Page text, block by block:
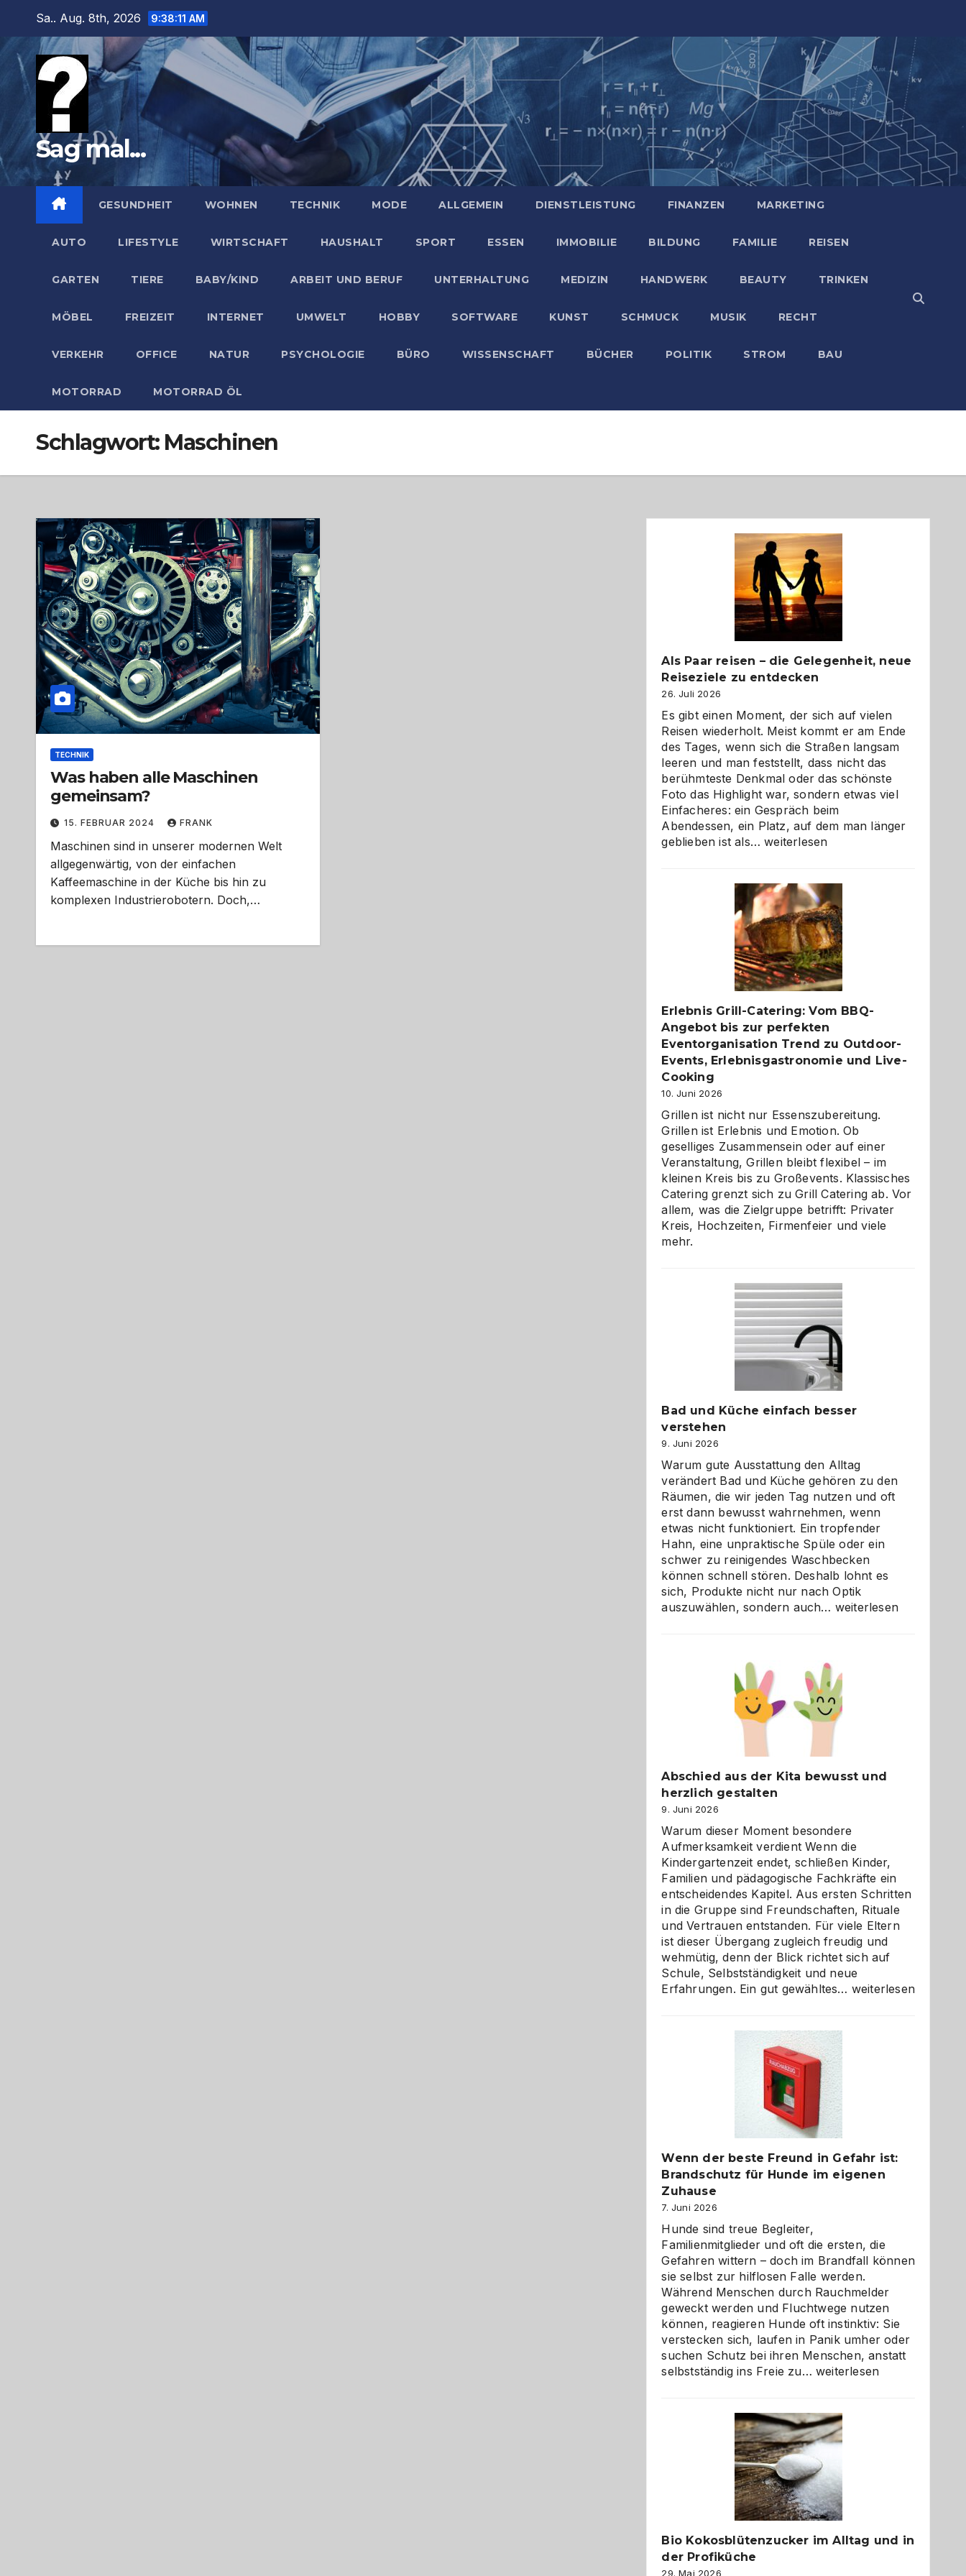
springen
Sa.. Aug. 8th, 2026 9:38:12 AM
Sag mal...
GESUNDHEIT WOHNEN TECHNIK MODE ALLGEMEIN DIENSTLEISTUNG FINANZEN MARKETING
AUTO LIFESTYLE WIRTSCHAFT HAUSHALT SPORT ESSEN IMMOBILIE BILDUNG FAMILIE REISEN
GARTEN TIERE BABY/KIND ARBEIT UND BERUF UNTERHALTUNG MEDIZIN HANDWERK BEAUTY TRINKEN
MÖBEL FREIZEIT INTERNET UMWELT HOBBY SOFTWARE KUNST SCHMUCK MUSIK RECHT
VERKEHR OFFICE NATUR PSYCHOLOGIE BÜRO WISSENSCHAFT BÜCHER POLITIK STROM BAU
MOTORRAD MOTORRAD ÖL
Schlagwort: Maschinen
TECHNIK
Was haben alle Maschinen
gemeinsam?
15. FEBRUAR 2024 FRANK
Maschinen sind in unserer modernen Welt
allgegenwärtig, von der einfachen
Kaffeemaschine in der Küche bis hin zu
komplexen Industrierobotern. Doch,…
Als Paar reisen – die Gelegenheit, neue
Reiseziele zu entdecken
26. Juli 2026
Es gibt einen Moment, der sich auf vielen
Reisen wiederholt. Meist kommt er am Ende
des Tages, wenn sich die Straßen langsam
leeren und man feststellt, dass nicht das
berühmteste Denkmal oder das schönste
Foto das Highlight war, sondern etwas viel
Einfacheres: ein Gespräch beim
Abendessen, ein Platz, auf dem man länger
geblieben ist als…Als
–
die
Gelegenheit,
neue
Reiseziele
zu
entdecken
weiterlesen
Erlebnis Grill-Catering: Vom BBQ-
Angebot bis zur perfekten
Eventorganisation Trend zu Outdoor-
Events, Erlebnisgastronomie und Live-
Cooking
10. Juni 2026
Grillen ist nicht nur Essenszubereitung.
Grillen ist Erlebnis und Emotion. Ob
geselliges Zusammensein oder auf einer
Veranstaltung, Grillen bleibt flexibel – im
kleinen Kreis bis zu Großevents. Klassisches
Catering grenzt sich zu Grill Catering ab. Vor
allem, was die Zielgruppe betrifft: Privater
Kreis, Hochzeiten, Firmenfeier und viele
mehr.
Bad und Küche einfach besser
verstehen
9. Juni 2026
Warum gute Ausstattung den Alltag
verändert Bad und Küche gehören zu den
Räumen, die wir jeden Tag nutzen und oft
erst dann bewusst wahrnehmen, wenn
etwas nicht funktioniert. Ein tropfender
Hahn, eine unpraktische Spüle oder ein
schwer zu reinigendes Waschbecken
können schnell stören. Deshalb lohnt es
sich, Produkte nicht nur nach Optik
auszuwählen, sondern auch… Bad
besser
verstehen
weiterlesen
Abschied aus der Kita bewusst und
herzlich gestalten
9. Juni 2026
Warum dieser Moment besondere
Aufmerksamkeit verdient Wenn die
Kindergartenzeit endet, schließen Kinder,
Familien und pädagogische Fachkräfte ein
entscheidendes Kapitel. Aus ersten Schritten
in die Gruppe sind Freundschaften, Rituale
und Vertrauen entstanden. Für viele Eltern
ist dieser Übergang zugleich freudig und
wehmütig, denn der Blick richtet sich auf
Schule, Selbstständigkeit und neue
Erfahrungen. Ein gut gewähltes… Abschied
weiterlesen
Wenn der beste Freund in Gefahr ist:
Brandschutz für Hunde im eigenen
Zuhause
7. Juni 2026
Hunde sind treue Begleiter,
Familienmitglieder und oft die ersten, die
Gefahren wittern – doch im Brandfall können
sie selbst zur hilflosen Falle werden.
Während Menschen durch Rauchmelder
geweckt werden und Fluchtwege nutzen
können, reagieren Hunde oft instinktiv: Sie
verstecken sich, laufen in Panik umher oder
suchen Schutz bei ihren Menschen, anstatt
selbstständig ins Freie zu… Wenn
Freund
in
Gefahr
ist:
Brandschutz
für
Hunde
eigenen
weiterlesen
Bio Kokosblütenzucker im Alltag und in
der Profiküche
29. Mai 2026